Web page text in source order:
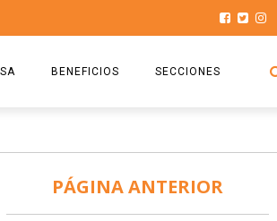
BENEFICIOS
COMISIÓN
SECCIONES
PÁGINA ANTERIOR